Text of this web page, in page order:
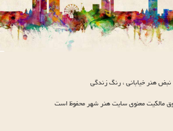
هنر خیابانی ، رنگ زندگی